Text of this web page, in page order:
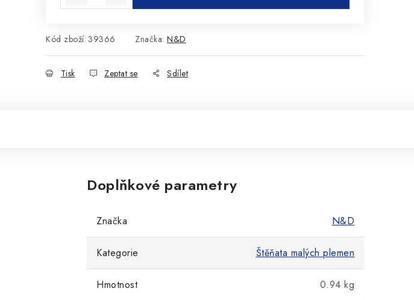
Kód zboží: 39366 Značka: N&D
Tisk Zeptat se Sdílet
Doplňkové parametry
Značka N&D
Kategorie Štěňata malých plemen
Hmotnost 0.94 kg